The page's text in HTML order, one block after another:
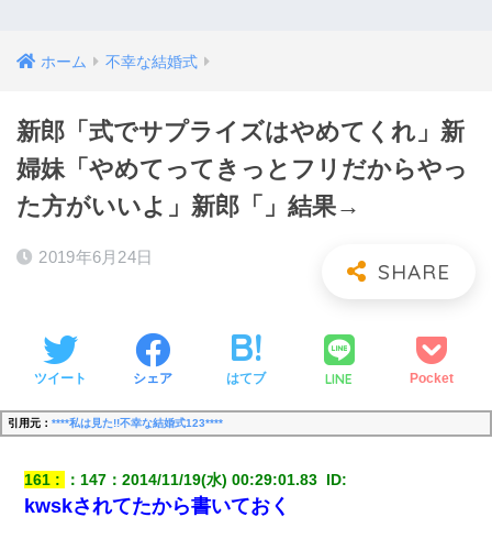
ホーム 不幸な結婚式
新郎「式でサプライズはやめてくれ」新
婦妹「やめてってきっとフリだからやっ
た方がいいよ」新郎「」結果→
2019年6月24日
ツイート シェア はてブ LINE Pocket
引用元： ****私は見た!!不幸な結婚式123****
161 ： 147 ：2014/11/19(水) 00:29:01.83 ID:
kwskされてたから書いておく